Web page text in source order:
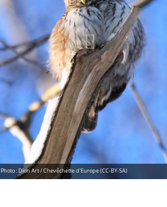
Photo : Dion Art / Chevêchette d'Europe (CC-BY-SA)